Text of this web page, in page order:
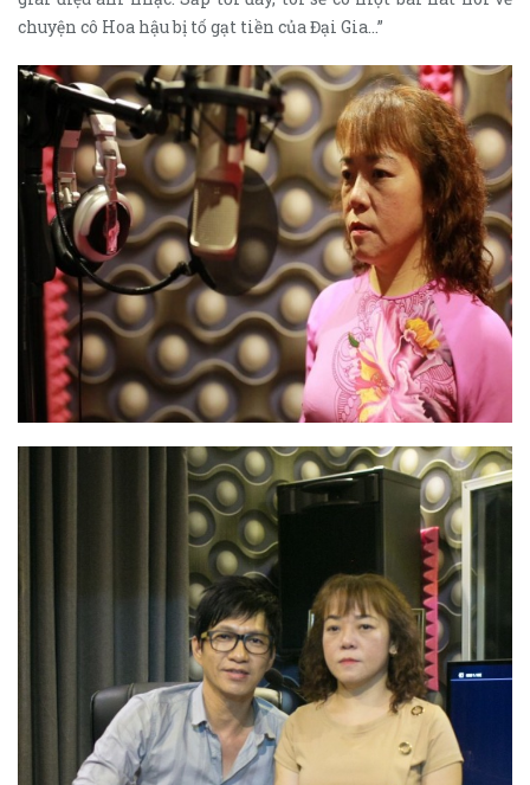
chuyện cô Hoa hậu bị tố gạt tiền của Đại Gia…”